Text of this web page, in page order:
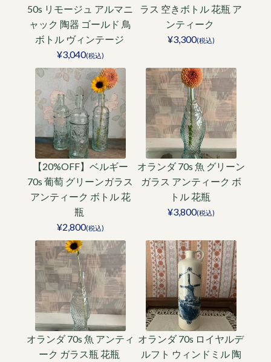
50s リモージュ アルマニ
ャック 陶器 ゴールド 鳥
ボトル ヴィンテージ
¥3,040(税込)
ラス 空きボトル 花瓶 ア
ンティーク
¥3,300(税込)
【20%OFF】ベルギー
70s 葡萄 グリーンガラス
アンティーク ボトル 花
瓶
¥2,800(税込)
オランダ 70s 魚 グリーン
ガラス アンティーク ボ
トル 花瓶
¥3,800(税込)
オランダ 70s 魚 アンティ
ーク ガラス瓶 花瓶
オランダ 70s ロイヤルデ
ルフト ウィンドミル 陶